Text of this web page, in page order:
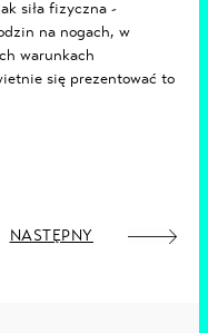
siła fizyczna -
na nogach, w
warunkach
się prezentować to
NASTĘPNY